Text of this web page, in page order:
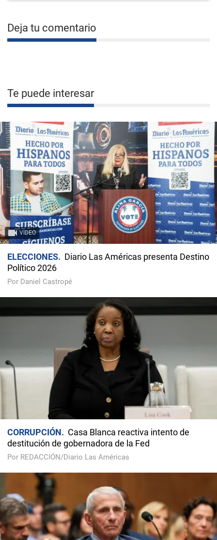
Deja tu comentario
Te puede interesar
VIDEO
ELECCIONES
Diario Las Américas presenta Destino
Político 2026
Por Daniel Castropé
CORRUPCIÓN
Casa Blanca reactiva intento de
destitución de gobernadora de la Fed
Por REDACCIÓN/Diario Las Américas